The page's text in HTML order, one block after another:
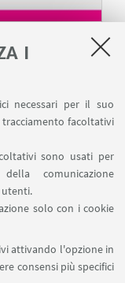
I
necessari per il suo
facoltativi
sono usati per
comunicazione
utenti.
solo con i cookie
attivando l'opzione in
consensi più specifici
mondo della